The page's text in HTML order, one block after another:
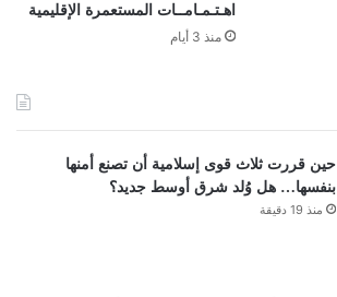
اهـتـمـامــات المستعمرة الإقليمية
منذ 3 أيام
حين قررت ثلاث قوى إسلامية أن تصنع أمنها
بنفسها… هل وُلد شرق أوسط جديد؟
منذ 19 دقيقة